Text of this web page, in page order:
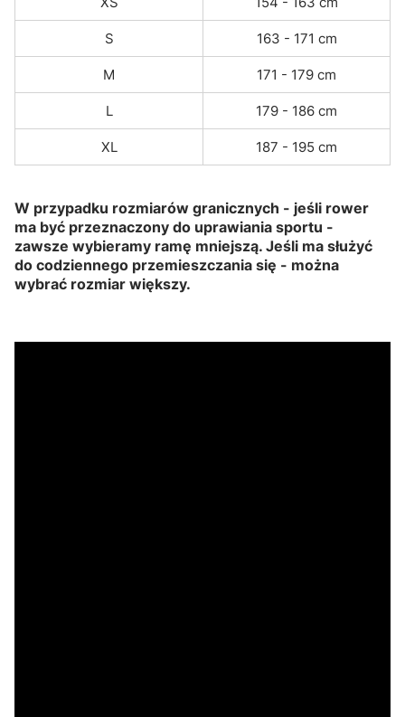
S 163 - 171 cm
M 171 - 179 cm
L 179 - 186 cm
XL 187 - 195 cm
W przypadku rozmiarów granicznych - jeśli rower
ma być przeznaczony do uprawiania sportu -
zawsze wybieramy ramę mniejszą. Jeśli ma służyć
do codziennego przemieszczania się - można
wybrać rozmiar większy.